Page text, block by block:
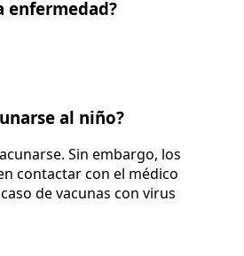
enfermedad?
al niño?
Sin embargo, los
contactar con el médico
de vacunas con virus